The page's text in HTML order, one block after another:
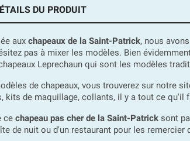
DU PRODUIT
aux chapeaux de la Saint-Patrick, nous
pas à mixer les modèles. Bien
Leprechaun qui sont les modèles
de chapeaux, vous trouverez sur notre
kits de maquillage, collants, il y a tout ce
ce chapeau pas cher de la Saint-Patrick sont
de nuit ou d'un restaurant pour les